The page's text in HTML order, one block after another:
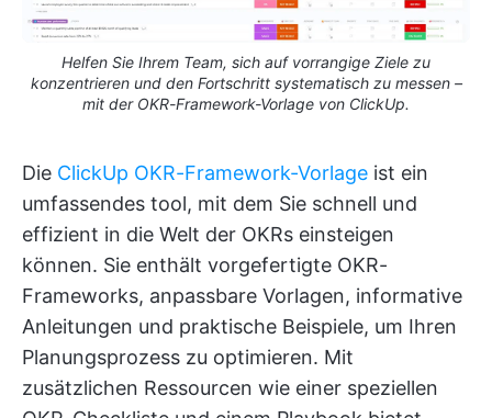
Helfen Sie Ihrem Team, sich auf vorrangige Ziele zu
konzentrieren und den Fortschritt systematisch zu messen –
mit der OKR-Framework-Vorlage von ClickUp.
Die ClickUp OKR-Framework-Vorlage ist ein
umfassendes tool, mit dem Sie schnell und
effizient in die Welt der OKRs einsteigen
können. Sie enthält vorgefertigte OKR-
Frameworks, anpassbare Vorlagen, informative
Anleitungen und praktische Beispiele, um Ihren
Planungsprozess zu optimieren. Mit
zusätzlichen Ressourcen wie einer speziellen